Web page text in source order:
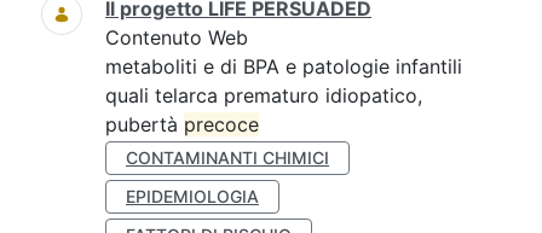
Il progetto LIFE PERSUADED
Contenuto Web
metaboliti e di BPA e patologie infantili
quali telarca prematuro idiopatico,
pubertà precoce
CONTAMINANTI CHIMICI
EPIDEMIOLOGIA